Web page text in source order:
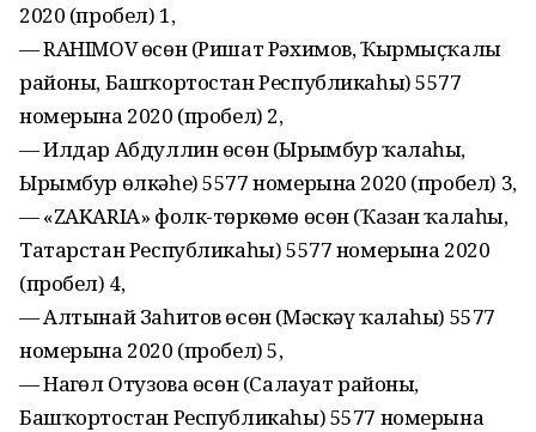
2020 (пробел) 1,
— RAHIMOV өсөн (Ришат Рәхимов, Ҡырмыҫҡалы
районы, Башҡортостан Республикаһы) 5577
номерына 2020 (пробел) 2,
— Илдар Абдуллин өсөн (Ырымбур ҡалаһы,
Ырымбур өлкәһе) 5577 номерына 2020 (пробел) 3,
— «ZAKARIA» фолк-төркөмө өсөн (Ҡазан ҡалаһы,
Татарстан Республикаһы) 5577 номерына 2020
(пробел) 4,
— Алтынай Заһитов өсөн (Мәскәү ҡалаһы) 5577
номерына 2020 (пробел) 5,
— Наҙгөл Отузова өсөн (Салауат районы,
Башҡортостан Республикаһы) 5577 номерына